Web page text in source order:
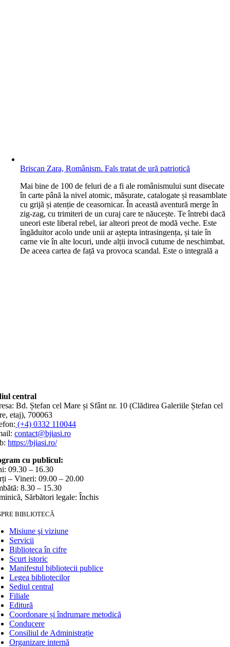
Briscan Zara, Românism. Fals tratat de ură patriotică
Mai bine de 100 de feluri de a fi ale românismului sunt disecate
în carte până la nivel atomic, măsurate, catalogate și reasamblate
cu grijă și atenție de ceasornicar. În această aventură merge în
zig-zag, cu trimiteri de un curaj care te năucește. Te întrebi dacă
uneori este liberal rebel, iar alteori preot de modă veche. Este
îngăduitor acolo unde unii ar aștepta intrasingența, și taie în
carne vie în alte locuri, unde alții invocă cutume de neschimbat.
De aceea cartea de față va provoca scandal. Este o integrală a
central
Bd. Ștefan cel Mare și Sfânt nr. 10 (Clădirea Galeriile Ștefan cel
etaj), 700063
(+4) 0332 110044
contact@bjiasi.ro
https://bjiasi.ro/
cu publicul:
09.30 – 16.30
– Vineri: 09.00 – 20.00
8.30 – 15.30
Sărbători legale: Închis
BIBLIOTECĂ
Misiune şi viziune
Servicii
Biblioteca în cifre
Scurt istoric
Manifestul bibliotecii publice
Legea bibliotecilor
Sediul central
Filiale
Editură
Coordonare și îndrumare metodică
Conducere
Consiliul de Administrație
Organizare internă